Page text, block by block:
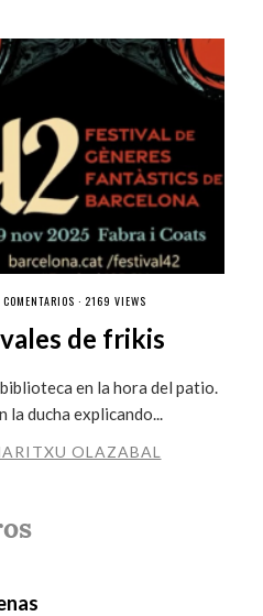
· 2169 VIEWS
de frikis
en la hora del patio.
ducha explicando...
OLAZABAL